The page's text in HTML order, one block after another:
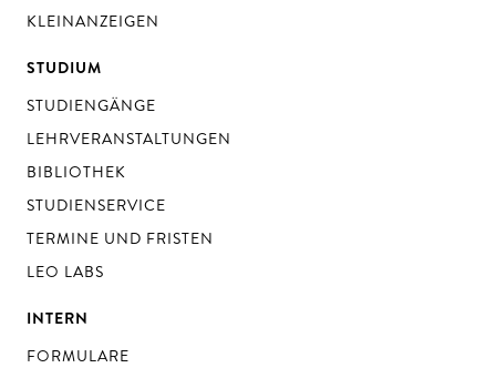
KLEINANZEIGEN
STUDIUM
STUDIENGÄNGE
LEHRVERANSTALTUNGEN
BIBLIOTHEK
STUDIENSERVICE
TERMINE UND FRISTEN
LEO LABS
INTERN
FORMULARE